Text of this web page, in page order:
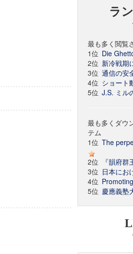
ラ
最も多く閲覧
1位 Die
2位 新冷戦期
3位 通信の安
4位 ショート
5位 J.S. ミル
最も多くダウ
テム
1位 The
2位
『韻府
3位 日本にお
4位
5位 慶應義塾